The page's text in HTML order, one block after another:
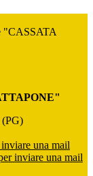
"CASSATA
una mail
inviare una mail